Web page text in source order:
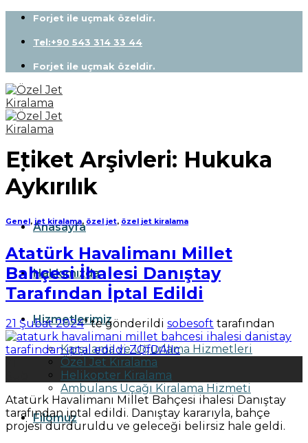
Skip
content
Forjet ile uçmak özeldir.
Tel:+90 543 314 33 44
Forjet ile uçmak özeldir.
Anasayfa
Hakkımızda
Hizmetlerimiz
Karşılama ve Uğurlama Hizmetleri
Özel Jet Kiralama
Helikopter Kiralama
Ambulans Uçağı Kiralama Hizmeti
Filomuz
Etiket Arşivleri: Hukuka
Aykırılık
Genel , jet kiralama, özel jet, özel jet kiralama
Atatürk Havalimanı Millet
Bahçesi İhalesi Danıştay
Tarafından İptal Edildi
21 Şubat 2024’' te gönderildi sobesoft tarafından
Atatürk Havalimanı Millet Bahçesi ihalesi Danıştay
tarafından iptal edildi. Danıştay kararıyla, bahçe
projesi durduruldu ve geleceği belirsiz hale geldi.